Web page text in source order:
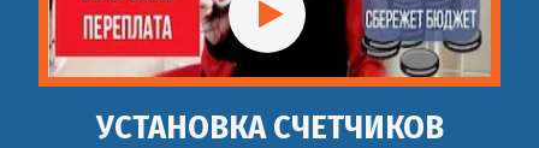
УСТАНОВКА СЧЕТЧИКОВ